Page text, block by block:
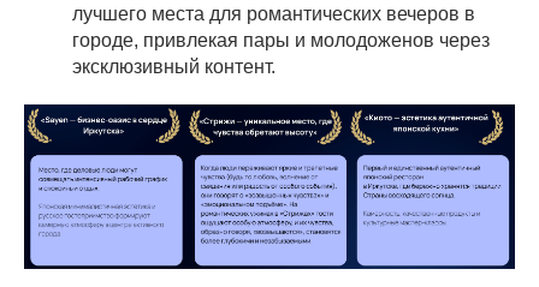
лучшего места для романтических вечеров в
городе, привлекая пары и молодоженов через
эксклюзивный контент.